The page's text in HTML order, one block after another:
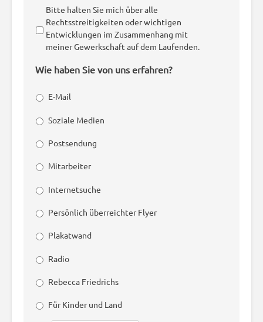
Bitte halten Sie mich über alle
Rechtsstreitigkeiten oder wichtigen
Entwicklungen im Zusammenhang mit
meiner Gewerkschaft auf dem Laufenden.
Wie haben Sie von uns erfahren?
E-Mail
Soziale Medien
Postsendung
Mitarbeiter
Internetsuche
Persönlich überreichter Flyer
Plakatwand
Radio
Rebecca Friedrichs
Für Kinder und Land